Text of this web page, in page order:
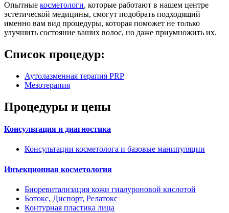
Опытные косметологи, которые работают в нашем центре
эстетической медицины, смогут подобрать подходящий
именно вам вид процедуры, которая поможет не только
улучшить состояние ваших волос, но даже приумножить их.
Список процедур:
Аутолазменная терапия PRP
Мезотерапия
Процедуры и цены
Консультация и диагностика
Консультации косметолога и базовые манипуляции
Инъекционная косметология
Биоревитализация кожи гиалуроновой кислотой
Ботокс, Диспорт, Релатокс
Контурная пластика лица